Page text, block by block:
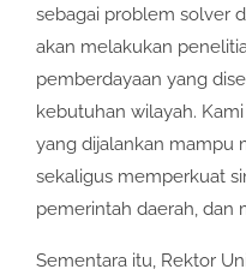
sebagai problem solver
akan melakukan
pemberdayaan yang
kebutuhan wilayah.
yang dijalankan mampu
sekaligus memperkuat
pemerintah daerah, dan
Sementara itu, Rektor